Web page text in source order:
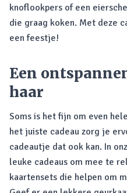
knoflookpers of een
die graag koken. Met deze
een feestje!
Een
haar
Soms is het fijn om even
het juiste cadeau zorg je
cadeautje dat ook kan. In
leuke cadeaus om mee te
kaartensets die helpen om